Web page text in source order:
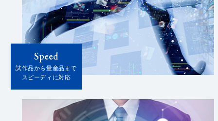
Speed
試作品から量産品まで
スピーディに対応